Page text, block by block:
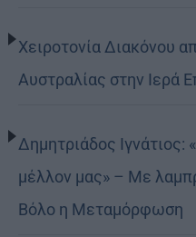
Χειροτονία Διακόνου
Αυστραλίας στην Ιερά
Δημητριάδος Ιγνάτιος:
μέλλον μας» – Με
Βόλο η Μεταμόρφωση